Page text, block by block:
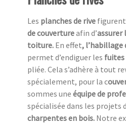
Les planches de rive
de couvertureafin d’assurer
toiture. En effet, l’habillage
permet d’endiguer les fuites
pliée. Cela s’adhère à tout
spécialement, pour la c
sommes une équipe de
spécialisée dans les projets
charpentes en bois. Notre